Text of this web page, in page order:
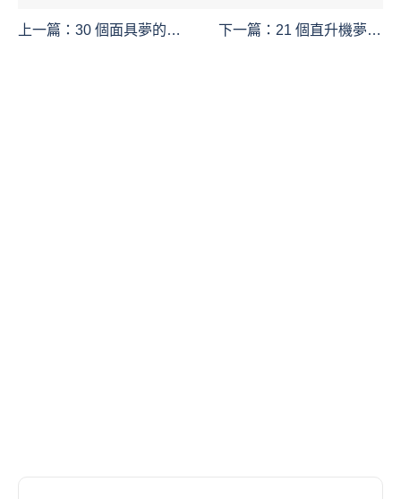
上一篇： 30 個面具夢的解
下一篇： 21 個直升機夢詳